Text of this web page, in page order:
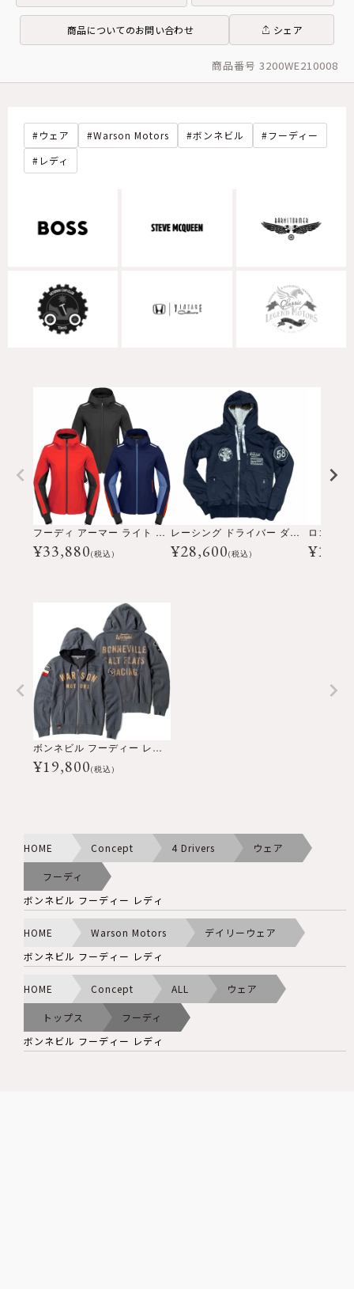
商品についてのお問い合わせ シェア
商品番号 3200WE210008
ウェア Warson Motors ボンネビル
フーディー
レディ
フーディ アーマー ライト レディ
¥33,880(税込)
レーシング ドライバー ダブルド フーディー レディ
¥28,600(税込)
ロゴ 2
¥
ボンネビル フーディー レディ
¥19,800(税込)
HOME Concept 4 Drivers ウェア
フーディ
ボンネビル フーディー レディ
HOME Warson Motors
デイリーウェア
ボンネビル フーディー レディ
HOME Concept ALL ウェア
トップス
フーディ
ボンネビル フーディー レディ